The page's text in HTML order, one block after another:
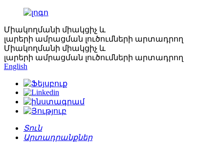
Միակողմանի միակցիչ և
լարերի ամրացման լուծումների արտադրող
Միակողմանի միակցիչ և
լարերի ամրացման լուծումների արտադրող
English
Տուն
Արտադրանքներ